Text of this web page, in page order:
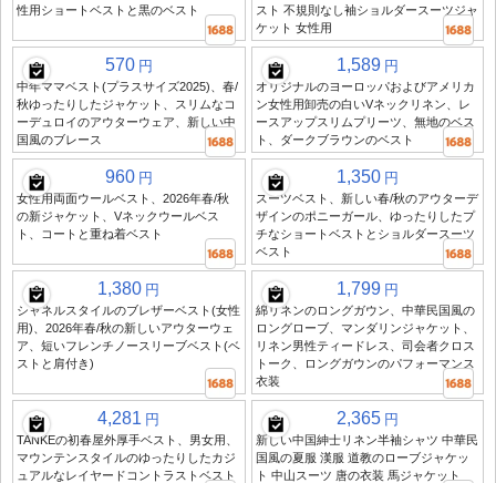
性用ショートベストと黒のベスト
スト 不規則なし袖ショルダースーツジャ
ケット 女性用
570 円
中年ママベスト(プラスサイズ2025)、春/
秋ゆったりしたジャケット、スリムなコ
ーデュロイのアウターウェア、新しい中
国風のブレース
1,589 円
オリジナルのヨーロッパおよびアメリカ
ン女性用卸売の白いVネックリネン、レ
ースアップスリムプリーツ、無地のベス
ト、ダークブラウンのベスト
960 円
女性用両面ウールベスト、2026年春/秋
の新ジャケット、Vネックウールベス
ト、コートと重ね着ベスト
1,350 円
スーツベスト、新しい春/秋のアウターデ
ザインのポニーガール、ゆったりしたプ
チなショートベストとショルダースーツ
ベスト
1,380 円
シャネルスタイルのブレザーベスト(女性
用)、2026年春/秋の新しいアウターウェ
ア、短いフレンチノースリーブベスト(ベ
ストと肩付き)
1,799 円
綿リネンのロングガウン、中華民国風の
ロングローブ、マンダリンジャケット、
リネン男性ティードレス、司会者クロス
トーク、ロングガウンのパフォーマンス
衣装
4,281 円
TANKEの初春屋外厚手ベスト、男女用、
マウンテンスタイルのゆったりしたカジ
ュアルなレイヤードコントラストベスト
2,365 円
新しい中国紳士リネン半袖シャツ 中華民
国風の夏服 漢服 道教のローブジャケッ
ト 中山スーツ 唐の衣装 馬ジャケット